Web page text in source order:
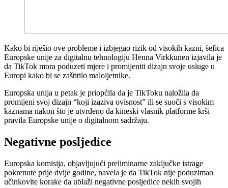
Kako bi riješio ove probleme i izbjegao rizik od visokih kazni, šefica
Europske unije za digitalnu tehnologiju Henna Virkkunen izjavila je
da TikTok mora poduzeti mjere i promijeniti dizajn svoje usluge u
Europi kako bi se zaštitilo maloljetnike.
Europska unija u petak je priopćila da je TikToku naložila da
promijeni svoj dizajn “koji izaziva ovisnost” ili se suoči s visokim
kaznama nakon što je utvrđeno da kineski vlasnik platforme krši
pravila Europske unije o digitalnom sadržaju.
Negativne posljedice
Europska komisija, objavljujući preliminarne zaključke istrage
pokrenute prije dvije godine, navela je da TikTok nije poduzimao
učinkovite korake da ublaži negativne posljedice nekih svojih